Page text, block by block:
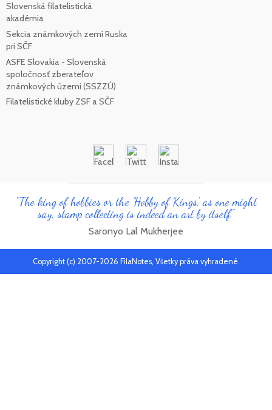
Slovenská filatelistická
akadémia
Sekcia známkových zemí Ruska
pri SČF
ASFE Slovakia - Slovenská
spoločnosť zberateľov
známkových území (SSZZÚ)
Filatelistické kluby ZSF a SČF
"The king of hobbies or the 'Hobby of Kings', as one might
say, stamp collecting is indeed an art by itself"
Saronyo Lal Mukherjee
Copyright (c) 2007-2026 FilaNotes, Všetky práva vyhradené.